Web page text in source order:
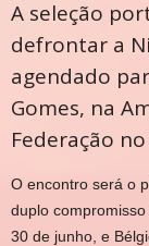
A seleção
defrontar a
agendado
Gomes, na
Federação
O encontro será o
duplo
30 de junho, e